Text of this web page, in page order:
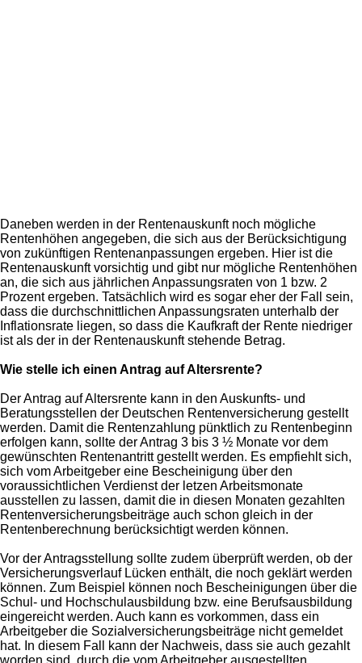
Daneben werden in der Rentenauskunft noch mögliche
Rentenhöhen angegeben, die sich aus der Berücksichtigung
von zukünftigen Rentenanpassungen ergeben. Hier ist die
Rentenauskunft vorsichtig und gibt nur mögliche Rentenhöhen
an, die sich aus jährlichen Anpassungsraten von 1 bzw. 2
Prozent ergeben. Tatsächlich wird es sogar eher der Fall sein,
dass die durchschnittlichen Anpassungsraten unterhalb der
Inflationsrate liegen, so dass die Kaufkraft der Rente niedriger
ist als der in der Rentenauskunft stehende Betrag.
Wie stelle ich einen Antrag auf Altersrente?
Der Antrag auf Altersrente kann in den Auskunfts- und
Beratungsstellen der Deutschen Rentenversicherung gestellt
werden. Damit die Rentenzahlung pünktlich zu Rentenbeginn
erfolgen kann, sollte der Antrag 3 bis 3 ½ Monate vor dem
gewünschten Rentenantritt gestellt werden. Es empfiehlt sich,
sich vom Arbeitgeber eine Bescheinigung über den
voraussichtlichen Verdienst der letzen Arbeitsmonate
ausstellen zu lassen, damit die in diesen Monaten gezahlten
Rentenversicherungsbeiträge auch schon gleich in der
Rentenberechnung berücksichtigt werden können.
Vor der Antragsstellung sollte zudem überprüft werden, ob der
Versicherungsverlauf Lücken enthält, die noch geklärt werden
können. Zum Beispiel können noch Bescheinigungen über die
Schul- und Hochschulausbildung bzw. eine Berufsausbildung
eingereicht werden. Auch kann es vorkommen, dass ein
Arbeitgeber die Sozialversicherungsbeiträge nicht gemeldet
hat. In diesem Fall kann der Nachweis, dass sie auch gezahlt
worden sind, durch die vom Arbeitgeber ausgestellten